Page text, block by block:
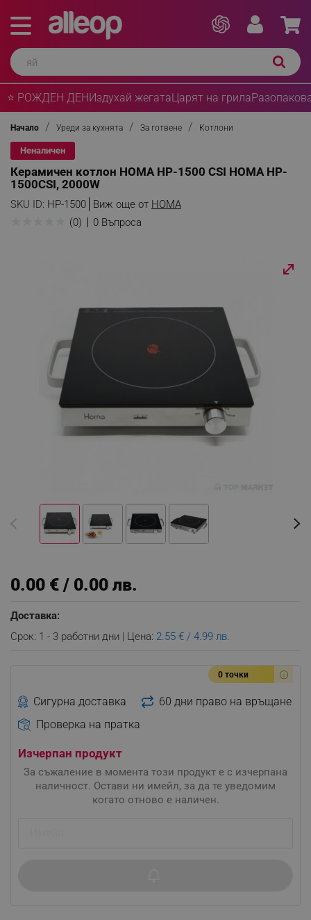
⭐ РОЖДЕН ДЕНИздухай жегатаЦарят на грила
Начало Уреди за кухнята За готвене Котлони
Неналичен
Керамичен котлон HOMA HP-1500 CSI HOMA HP-
1500CSI, 2000W
SKU ID: HP-1500 Виж още от HOMA
(0) 0 Въпроса
0.00 € / 0.00 лв.
Доставка:
Срок: 1 - 3 работни дни | Цена: 2.55 € / 4.99 лв.
0 точки
Сигурна доставка
60 дни право на връщане
Проверка на пратка
Изчерпан продукт
За съжаление в момента този продукт е с изчерпана
наличност. Остави ни имейл, за да те уведомим
когато отново е наличен.